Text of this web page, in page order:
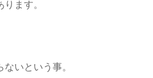
ます。
いという事。